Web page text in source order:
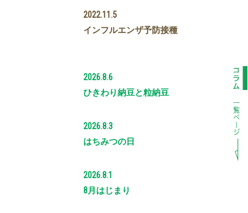
2022.11.5
インフルエンザ予防接種
2026.8.6
ひきわり納豆と粒納豆
2026.8.3
はちみつの日
2026.8.1
8月はじまり